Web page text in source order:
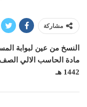
مشاركة
النسخ من عين لبوابة
مادة الحاسب الالي
الصف
1442 هـ